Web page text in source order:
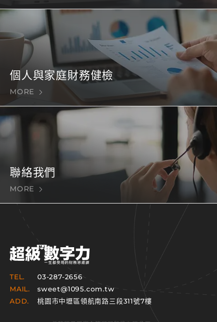
個人與家庭財務健檢
MORE
聯絡我們
MORE
TEL.
03-287-2656
MAIL.
sweet@1095.com.tw
ADD.
桃園市中壢區領航南路三段311號7樓